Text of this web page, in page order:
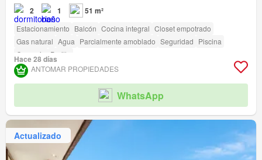
2 1 51 m²
Estacionamiento Balcón Cocina integral Closet empotrado
Gas natural Agua Parcialmente amoblado Seguridad Piscina
Conserje
Parilla
Hace 28 días
ANTOMAR PROPIEDADES
WhatsApp
Actualizado